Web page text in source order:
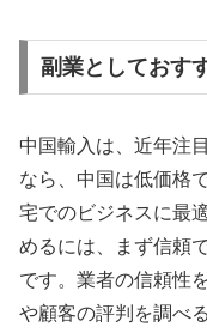
副業としておす
中国輸入は、近年注
なら、中国は低価格
宅でのビジネスに最
めるには、まず信頼
です。業者の信頼性
や顧客の評判を調べ